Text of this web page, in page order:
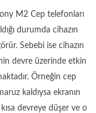
M2 Cep telefonları
durumda cihazın
Sebebi ise cihazın
devre üzerinde etkin
Örneğin cep
kaldıysa ekranın
devreye düşer ve o